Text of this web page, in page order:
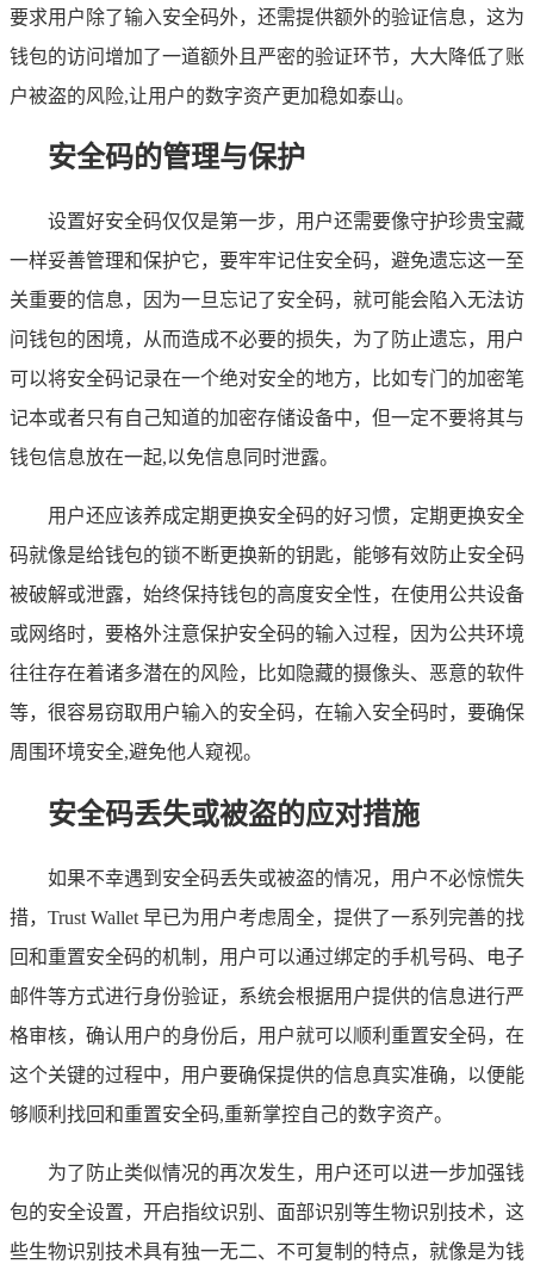
要求用户除了输入安全码外，还需提供额外的验证信息，这为
钱包的访问增加了一道额外且严密的验证环节，大大降低了账
户被盗的风险,让用户的数字资产更加稳如泰山。
安全码的管理与保护
设置好安全码仅仅是第一步，用户还需要像守护珍贵宝藏
一样妥善管理和保护它，要牢牢记住安全码，避免遗忘这一至
关重要的信息，因为一旦忘记了安全码，就可能会陷入无法访
问钱包的困境，从而造成不必要的损失，为了防止遗忘，用户
可以将安全码记录在一个绝对安全的地方，比如专门的加密笔
记本或者只有自己知道的加密存储设备中，但一定不要将其与
钱包信息放在一起,以免信息同时泄露。
用户还应该养成定期更换安全码的好习惯，定期更换安全
码就像是给钱包的锁不断更换新的钥匙，能够有效防止安全码
被破解或泄露，始终保持钱包的高度安全性，在使用公共设备
或网络时，要格外注意保护安全码的输入过程，因为公共环境
往往存在着诸多潜在的风险，比如隐藏的摄像头、恶意的软件
等，很容易窃取用户输入的安全码，在输入安全码时，要确保
周围环境安全,避免他人窥视。
安全码丢失或被盗的应对措施
如果不幸遇到安全码丢失或被盗的情况，用户不必惊慌失
措，Trust Wallet 早已为用户考虑周全，提供了一系列完善的找
回和重置安全码的机制，用户可以通过绑定的手机号码、电子
邮件等方式进行身份验证，系统会根据用户提供的信息进行严
格审核，确认用户的身份后，用户就可以顺利重置安全码，在
这个关键的过程中，用户要确保提供的信息真实准确，以便能
够顺利找回和重置安全码,重新掌控自己的数字资产。
为了防止类似情况的再次发生，用户还可以进一步加强钱
包的安全设置，开启指纹识别、面部识别等生物识别技术，这
些生物识别技术具有独一无二、不可复制的特点，就像是为钱